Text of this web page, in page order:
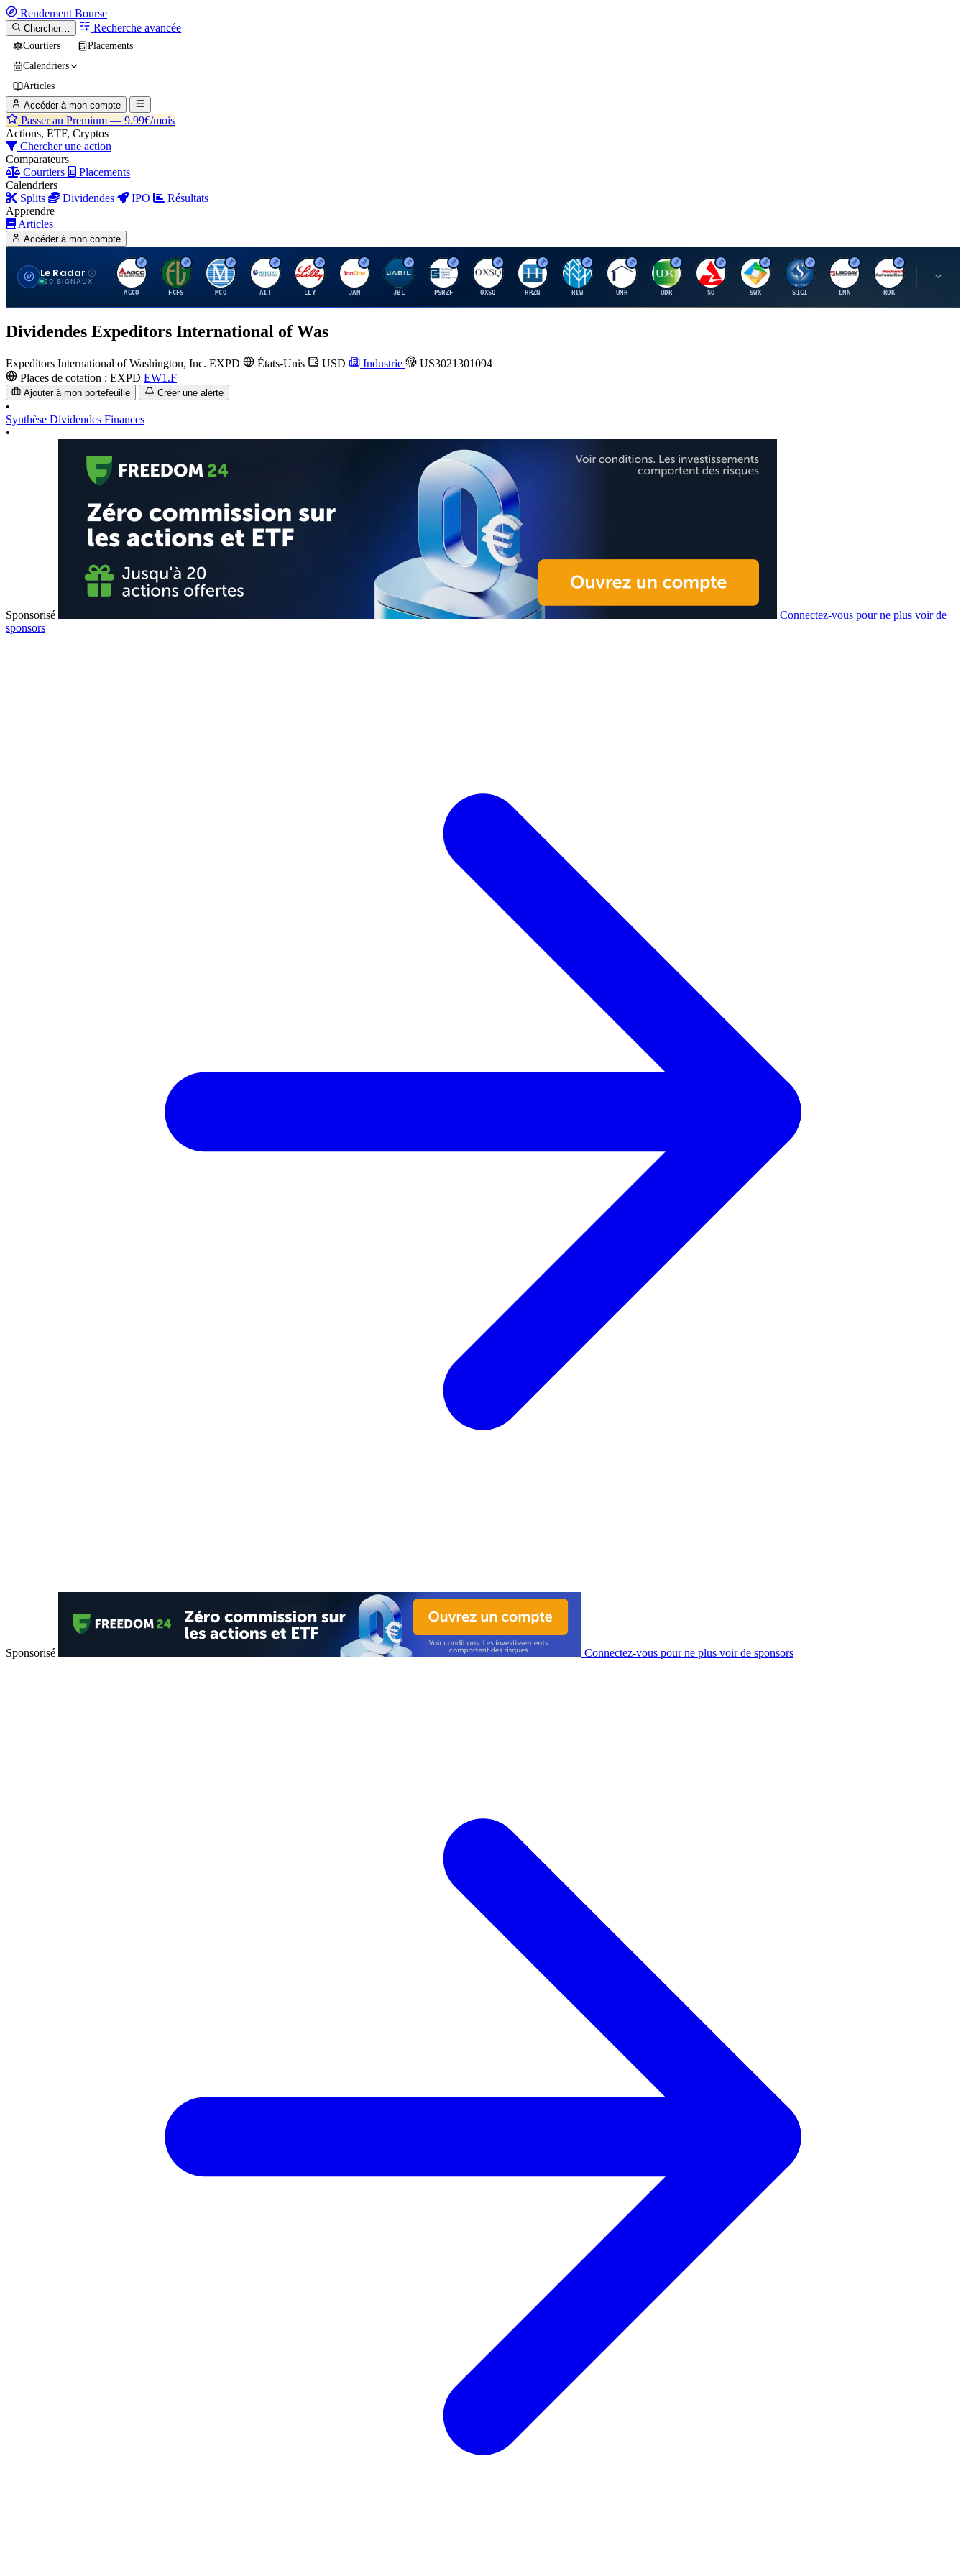
Rendement Bourse
Chercher… Recherche avancée
Courtiers
Placements
Calendriers
Articles
Accéder à mon compte
Passer au Premium — 9.99€/mois
Actions, ETF, Cryptos
Chercher une action
Comparateurs
Courtiers
Placements
Calendriers
Splits
Dividendes IPO
Résultats
Apprendre
Articles
Accéder à mon compte
Le Radar
20 SIGNAUX
A
AGCO
F
FCFS
M
MCO
A
AIT
E
LLY
J
JAN
J
JBL
P
PSHZF
O
OXSQ
H
HRZN
H
HIW
U
UMH
U
UDR
S
SO
S
SWX
S
SIGI
L
LNN
R
ROK
P
Dividendes Expeditors International of Was
Expeditors International of Washington, Inc. EXPD États-Unis USD Industrie
US3021301094
Places de cotation : EXPD EW1.F
Ajouter à mon portefeuille Créer une alerte
•
Synthèse Dividendes Finances
•
Sponsorisé
Connectez-vous pour ne plus voir de
sponsors
Sponsorisé Connectez-vous pour ne plus voir de sponsors